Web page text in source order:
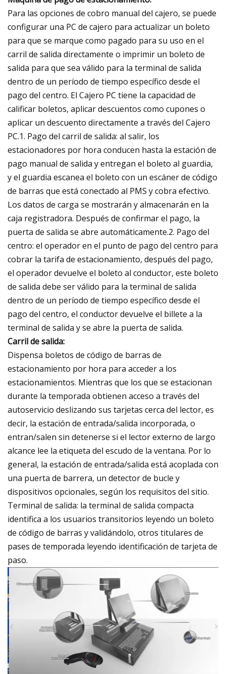
Para las opciones de cobro manual del cajero, se puede
configurar una PC de cajero para actualizar un boleto
para que se marque como pagado para su uso en el
carril de salida directamente o imprimir un boleto de
salida para que sea válido para la terminal de salida
dentro de un período de tiempo específico desde el
pago del centro. El Cajero PC tiene la capacidad de
calificar boletos, aplicar descuentos como cupones o
aplicar un descuento directamente a través del Cajero
PC.1. Pago del carril de salida: al salir, los
estacionadores por hora conducen hasta la estación de
pago manual de salida y entregan el boleto al guardia,
y el guardia escanea el boleto con un escáner de código
de barras que está conectado al PMS y cobra efectivo.
Los datos de carga se mostrarán y almacenarán en la
caja registradora. Después de confirmar el pago, la
puerta de salida se abre automáticamente.2. Pago del
centro: el operador en el punto de pago del centro para
cobrar la tarifa de estacionamiento, después del pago,
el operador devuelve el boleto al conductor, este boleto
de salida debe ser válido para la terminal de salida
dentro de un período de tiempo específico desde el
pago del centro, el conductor devuelve el billete a la
terminal de salida y se abre la puerta de salida.
Carril de salida:
Dispensa boletos de código de barras de
estacionamiento por hora para acceder a los
estacionamientos. Mientras que los que se estacionan
durante la temporada obtienen acceso a través del
autoservicio deslizando sus tarjetas cerca del lector, es
decir, la estación de entrada/salida incorporada, o
entran/salen sin detenerse si el lector externo de largo
alcance lee la etiqueta del escudo de la ventana. Por lo
general, la estación de entrada/salida está acoplada con
una puerta de barrera, un detector de bucle y
dispositivos opcionales, según los requisitos del sitio.
Terminal de salida: la terminal de salida compacta
identifica a los usuarios transitorios leyendo un boleto
de código de barras y validándolo, otros titulares de
pases de temporada leyendo identificación de tarjeta de
paso.